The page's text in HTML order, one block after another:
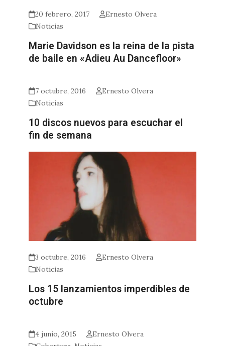
20 febrero, 2017
Ernesto Olvera
Noticias
Marie Davidson es la reina de la pista
de baile en «Adieu Au Dancefloor»
7 octubre, 2016
Ernesto Olvera
Noticias
10 discos nuevos para escuchar el
fin de semana
3 octubre, 2016
Ernesto Olvera
Noticias
Los 15 lanzamientos imperdibles de
octubre
4 junio, 2015
Ernesto Olvera